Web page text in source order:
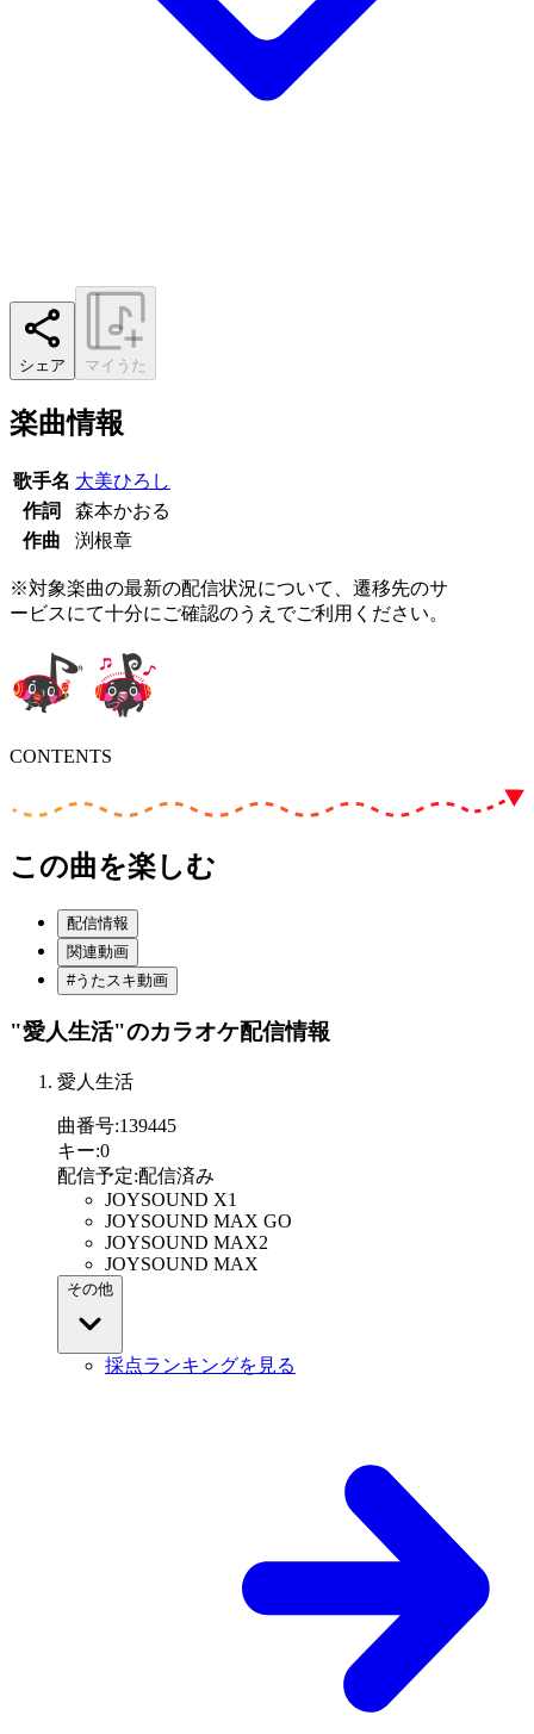
シェア マイうた
楽曲情報
歌手名 大美ひろし
作詞
森本かおる
作曲
渕根章
※対象楽曲の最新の配信状況について、遷移先のサ
ービスにて十分にご確認のうえでご利用ください。
CONTENTS
この曲を楽しむ
配信情報
関連動画
#うたスキ動画
"愛人生活"のカラオケ配信情報
愛人生活
曲番号:139445
キー:0
配信予定:配信済み
JOYSOUND X1
JOYSOUND MAX GO
JOYSOUND MAX2
JOYSOUND MAX
その他
採点ランキングを見る